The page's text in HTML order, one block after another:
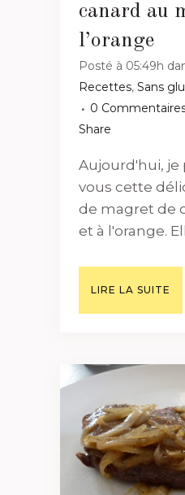
canard au
l’orange
Posté à 05:49h
Recettes, Sans
0
Share
Aujourd'hui, je
vous cette
de magret de
et à l'orange.
LIRE LA SUITE